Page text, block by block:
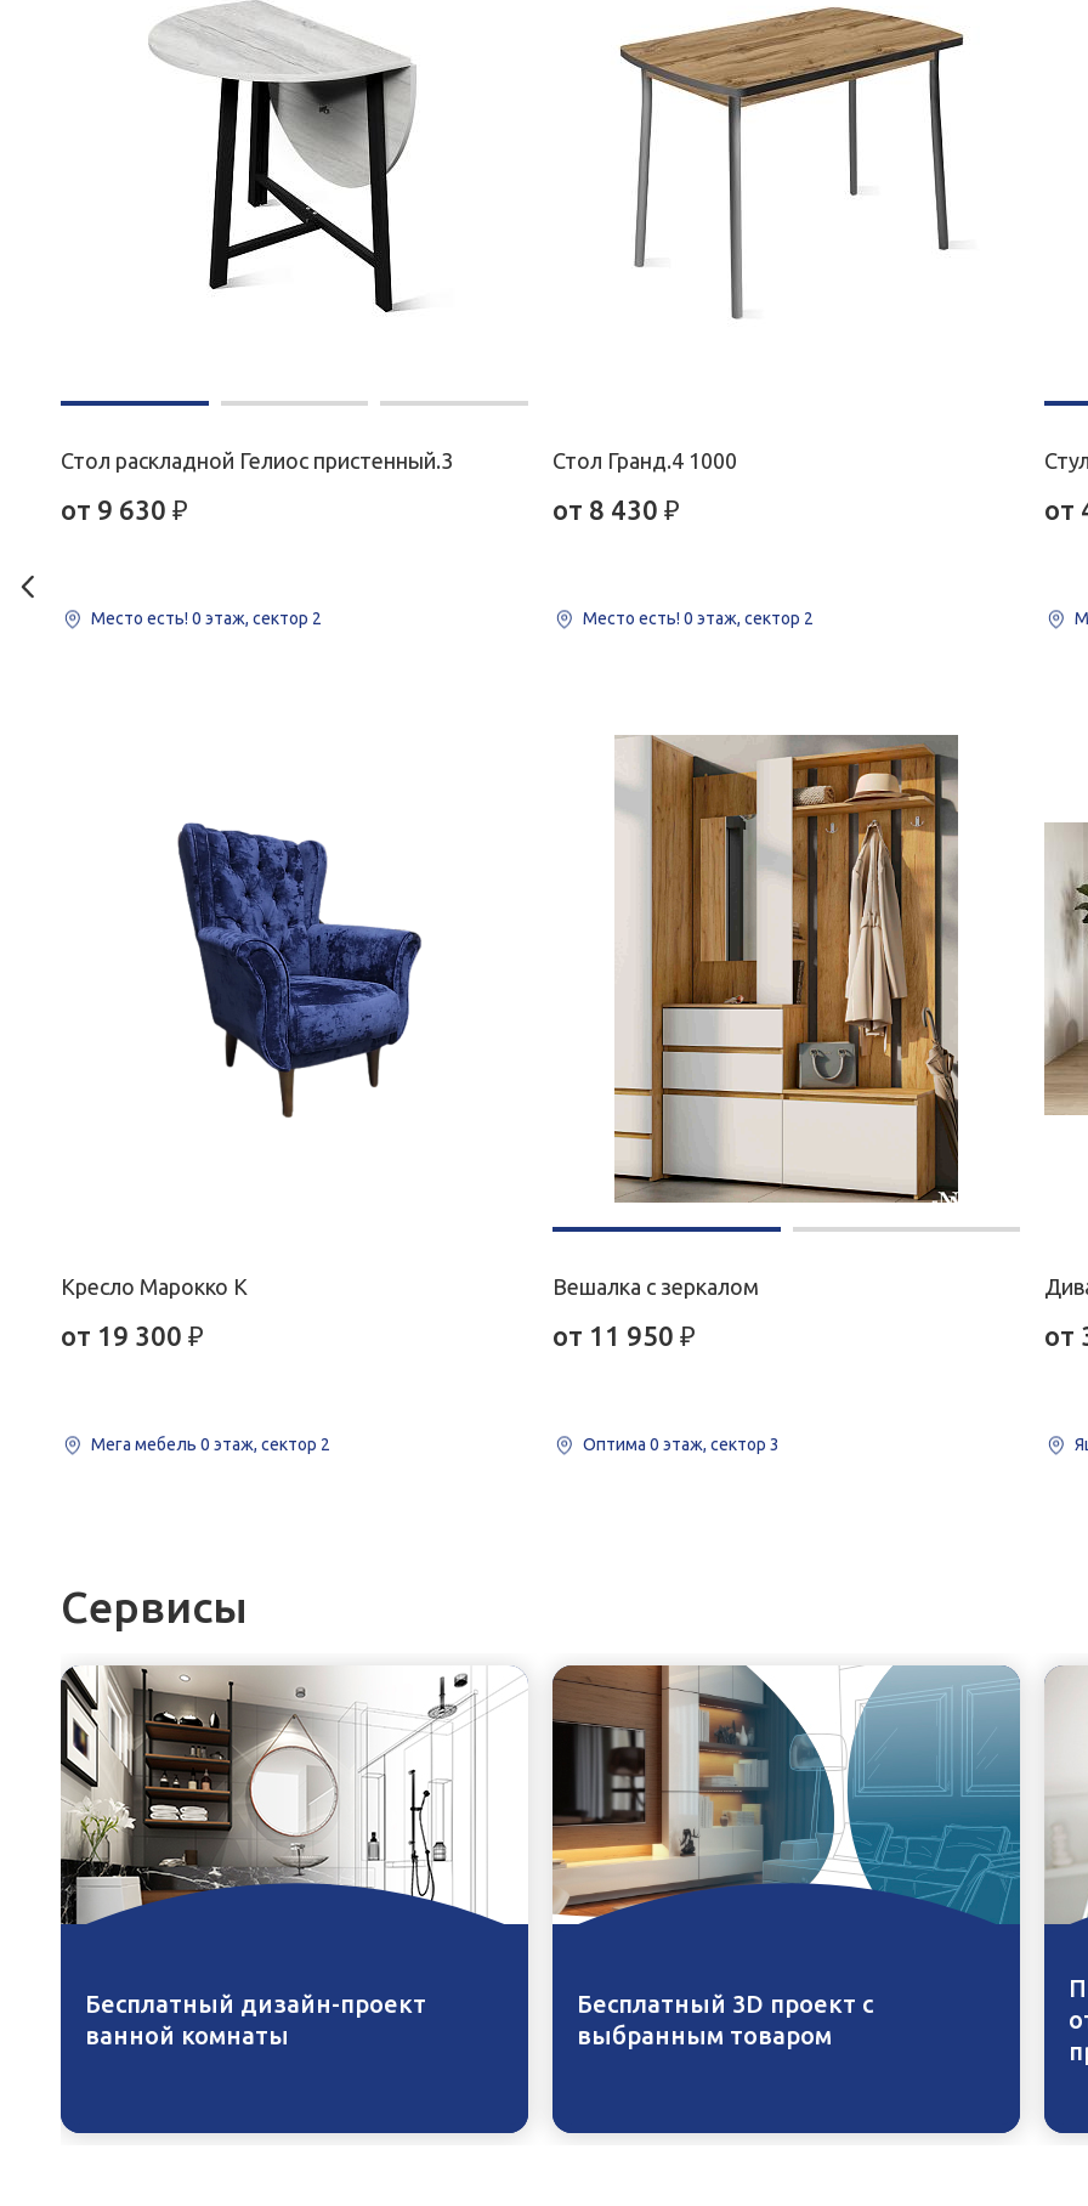
Стол раскладной Гелиос пристенный.3
от 9 630 ₽
Место есть! 0 этаж, сектор 2
Кресло Марокко К
от 19 300 ₽
Мега мебель 0 этаж, сектор 2
Стол Гранд.4 1000
от 8 430 ₽
Место есть! 0 этаж, сектор 2
Вешалка с зеркалом
от 11 950 ₽
Оптима 0 этаж, сектор 3
от
от
Сервисы
Бесплатный дизайн-проект
ванной комнаты
Бесплатный 3D проект с
выбранным товаром